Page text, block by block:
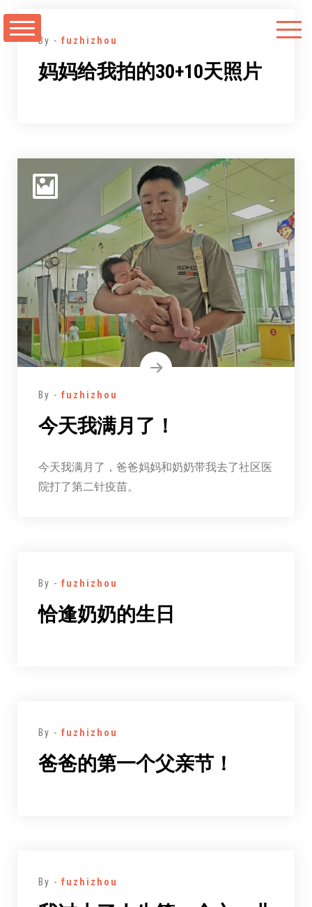
至
By - fuzhizhou
妈妈给我拍的30+10天照片
By - fuzhizhou
今天我满月了！
今天我满月了，爸爸妈妈和奶奶带我去了社区医
院打了第二针疫苗。
By - fuzhizhou
恰逢奶奶的生日
By - fuzhizhou
爸爸的第一个父亲节！
By - fuzhizhou